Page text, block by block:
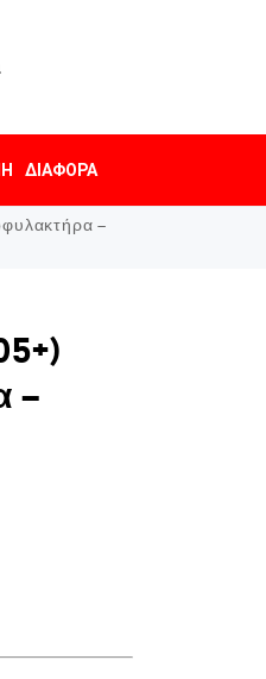
ΔΙΆΦΟΡΑ
–
–